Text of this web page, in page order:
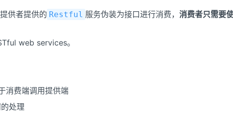
供者提供的 Restful 服务伪装为接口进行消费， 消费者只需要
web services。
消费端调用提供端
处理